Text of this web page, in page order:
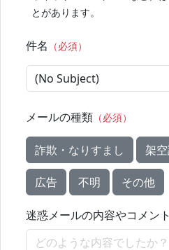
とがあります。
件名 （必須）
メールの種類 （必須）
詐欺・なりすまし 架
広告 不明 その他
迷惑メールの内容やコメント